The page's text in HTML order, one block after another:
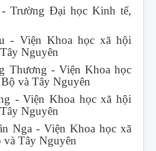
Trường Đại học Kinh tế,
- Viện Khoa học xã hội
và Tây Nguyên
Thương - Viện Khoa học
và Tây Nguyên
- Viện Khoa học xã hội
Nguyên
Nga - Viện Khoa học xã
Tây Nguyên